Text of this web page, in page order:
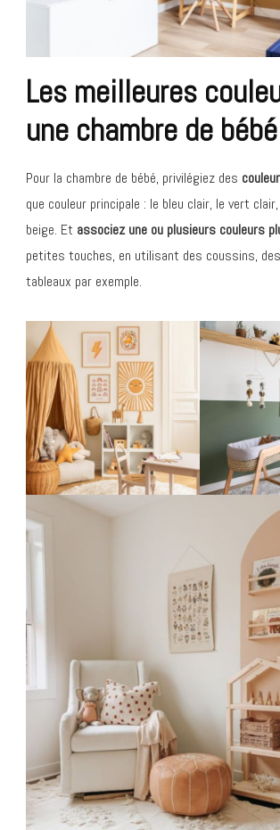
Les meilleures
une chambre de bébé
Pour la chambre de bébé, privilégiez des
que couleur principale : le bleu clair, le vert
beige. Et associez une ou plusieurs couleurs
petites touches, en utilisant des coussins,
tableaux par exemple.